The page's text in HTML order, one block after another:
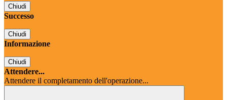
Chiudi
Successo
Chiudi
Informazione
Chiudi
Attendere...
Attendere il completamento dell'operazione...